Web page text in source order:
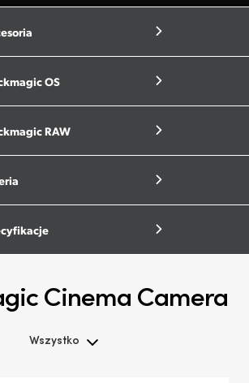
OS
RAW
Cinema Camera
Wszystko